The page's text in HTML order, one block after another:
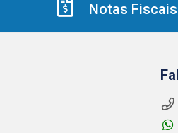
Notas Fiscais